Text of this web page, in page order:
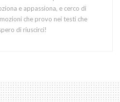
e appassiona, e cerco di
che provo nei testi che
di riuscirci!